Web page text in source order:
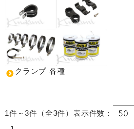
クランプ 各種
1件～3件（全3件）表示件数：